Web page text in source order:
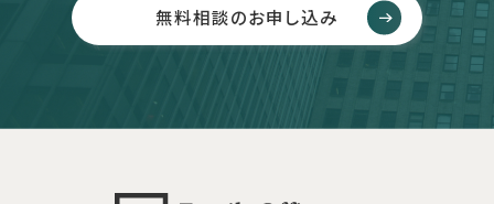
無料相談のお申し込み